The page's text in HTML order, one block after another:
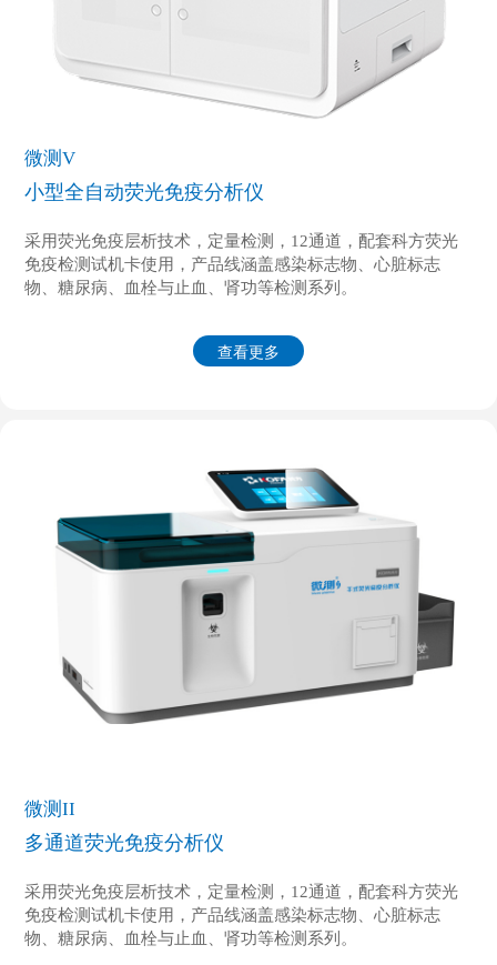
微测V
小型全自动荧光免疫分析仪
采用荧光免疫层析技术，定量检测，12通道，配套科方荧光
免疫检测试机卡使用，产品线涵盖感染标志物、心脏标志
物、糖尿病、血栓与止血、肾功等检测系列。
查看更多
微测II
多通道荧光免疫分析仪
采用荧光免疫层析技术，定量检测，12通道，配套科方荧光
免疫检测试机卡使用，产品线涵盖感染标志物、心脏标志
物、糖尿病、血栓与止血、肾功等检测系列。